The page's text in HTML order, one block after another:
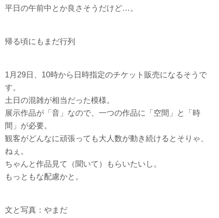
平日の午前中とか良さそうだけど…。
帰る頃にもまだ行列
1月29日、10時から日時指定のチケット販売になるそうで
す。
土日の混雑が相当だった模様。
展示作品が「音」なので、一つの作品に「空間」と「時
間」が必要。
観客がどんなに頑張っても大人数が動き続けるとそりゃ、
ねぇ。
ちゃんと作品見て（聞いて）もらいたいし。
もっともな配慮かと。
文と写真：やまだ